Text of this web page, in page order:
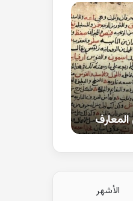
كلمات
بها
همزة
متطرفة
على
الواو
الأشهر